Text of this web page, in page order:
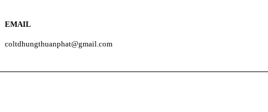
EMAIL
coltdhungthuanphat@gmail.com